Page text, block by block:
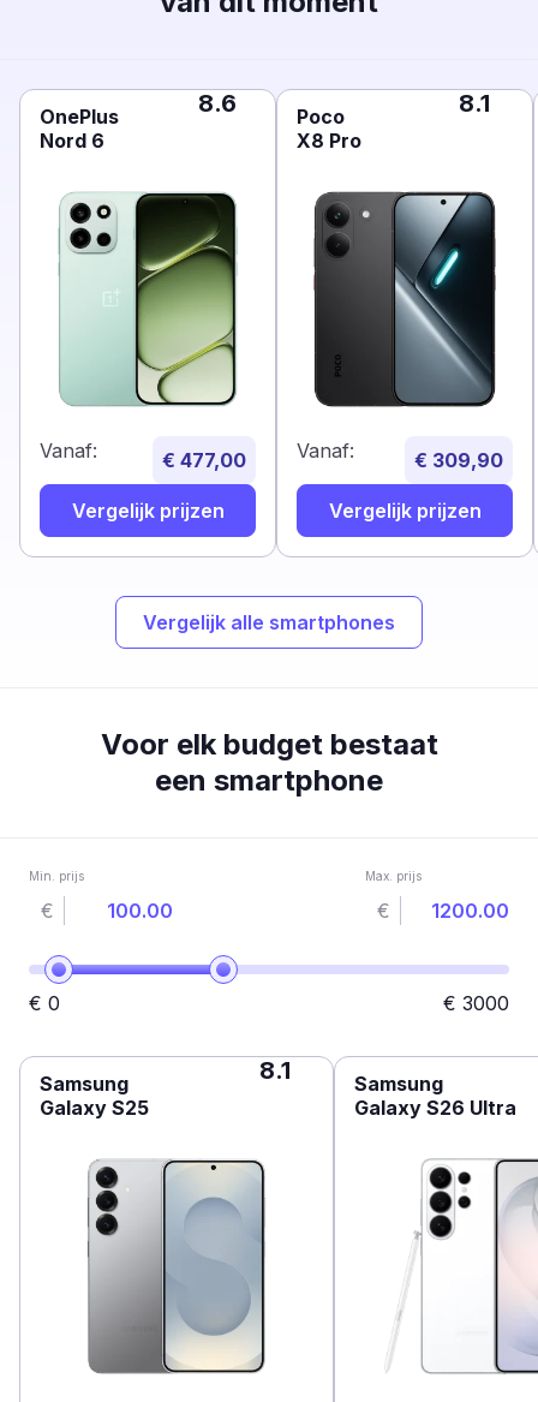
OnePlus
Nord 6
8.6
Vanaf: € 477,00
Vergelijk prijzen
Poco
X8 Pro
8.1
Vanaf: € 309,90
Vergelijk prijzen
Vergelijk alle smartphones
Voor elk budget bestaat
een smartphone
Min. prijs
€
Max. prijs
€
€ 0 € 3000
Samsung
Galaxy S25
8.1
Samsung
Galaxy S26 Ultra